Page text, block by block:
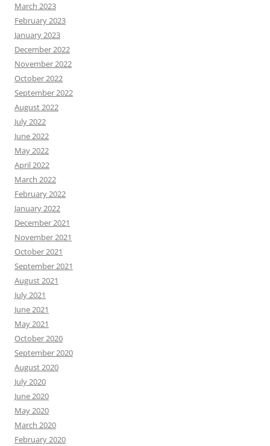
March 2023
February 2023
January 2023
December 2022
November 2022
October 2022
September 2022
August 2022
July 2022
June 2022
May 2022
April 2022
March 2022
February 2022
January 2022
December 2021
November 2021
October 2021
September 2021
August 2021
July 2021
June 2021
May 2021
October 2020
September 2020
August 2020
July 2020
June 2020
May 2020
March 2020
February 2020